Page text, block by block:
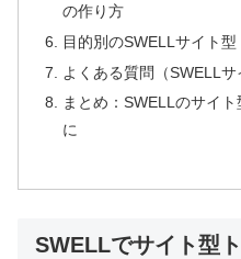
の作り方
目的別のSWELLサイト
よくある質問（SWELLサ
まとめ：SWELLのサイ
に
SWELLでサイト型